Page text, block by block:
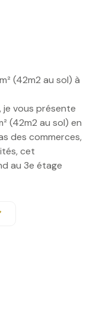
(42m2 au sol) à
je vous présente
(42m2 au sol) en
des commerces,
cet
au 3e étage
bien délimitée,
une vraie
ou recevoir.La